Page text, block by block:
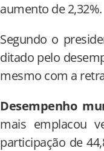
aumento de 2,32%.
Segundo o
ditado pelo
mesmo com a
Desempenho
mais emplacou
participação de